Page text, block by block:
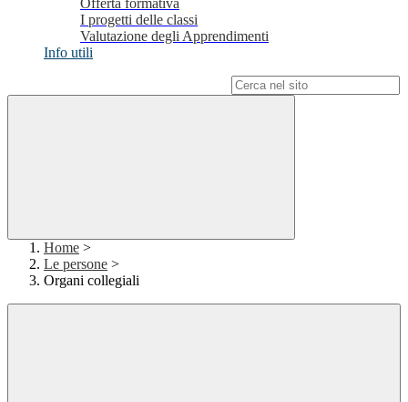
Offerta formativa
I progetti delle classi
Valutazione degli Apprendimenti
Info utili
Home >
Le persone >
Organi collegiali